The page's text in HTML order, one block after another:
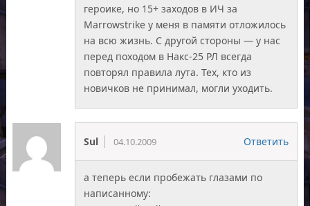
героике, но 15+ заходов в ИЧ за
Marrowstrike у меня в памяти отложилось
на всю жизнь. С другой стороны — у нас
перед походом в Накс-25 РЛ всегда
повторял правила лута. Тех, кто из
новичков не принимал, могли уходить.
Sul 04.10.2009 Ответить
а теперь если пробежать глазами по
написанному: